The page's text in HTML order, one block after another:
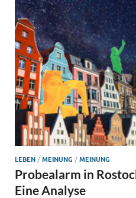
LEBEN /MEINUNG /MEINUNG
Probealarm in
Eine Analyse